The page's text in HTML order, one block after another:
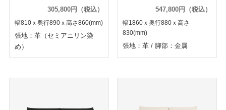
305,800円（税込）
幅810ｘ奥行890ｘ高さ860(mm)
張地：革（セミアニリン染
め）
547,800円（税込）
幅1860ｘ奥行880ｘ高さ
830(mm)
張地：革 / 脚部：金属